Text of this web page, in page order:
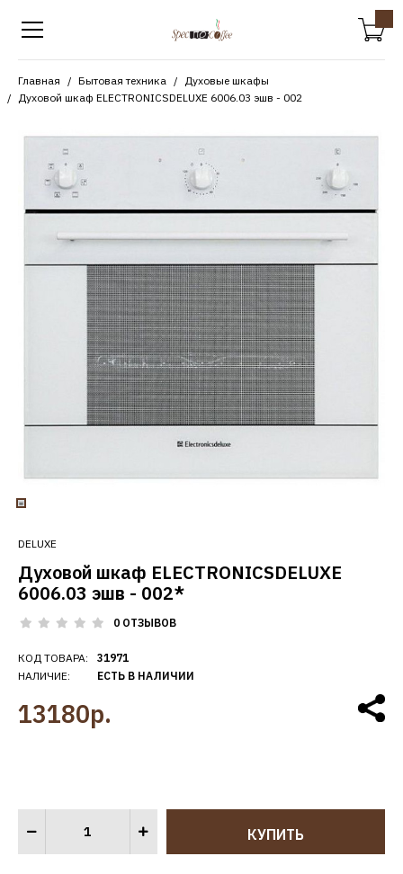
Главная Бытовая техника
Духовые шкафы
Духовой шкаф ELECTRONICSDELUXE 6006.03 эшв - 002
DELUXE
Духовой шкаф ELECTRONICSDELUXE
6006.03 эшв - 002*
0 ОТЗЫВОВ
КОД ТОВАРА:
НАЛИЧИЕ:
31971
ЕСТЬ В НАЛИЧИИ
13180р.